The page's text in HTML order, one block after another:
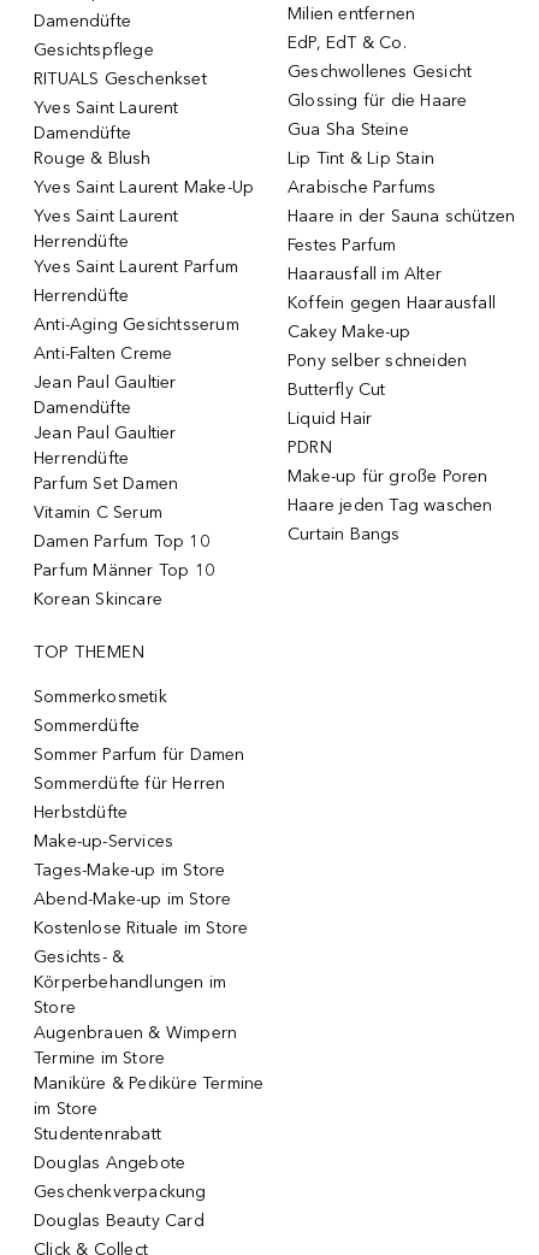
Damendüfte
Gesichtspflege
RITUALS Geschenkset
Yves Saint Laurent
Damendüfte
Rouge & Blush
Yves Saint Laurent Make-Up
Yves Saint Laurent
Herrendüfte
Yves Saint Laurent Parfum
Herrendüfte
Anti-Aging Gesichtsserum
Anti-Falten Creme
Jean Paul Gaultier
Damendüfte
Jean Paul Gaultier
Herrendüfte
Parfum Set Damen
Vitamin C Serum
Damen Parfum Top 10
Parfum Männer Top 10
Korean Skincare
Milien entfernen
EdP, EdT & Co.
Geschwollenes Gesicht
Glossing für die Haare
Gua Sha Steine
Lip Tint & Lip Stain
Arabische Parfums
Haare in der Sauna schützen
Festes Parfum
Haarausfall im Alter
Koffein gegen Haarausfall
Cakey Make-up
Pony selber schneiden
Butterfly Cut
Liquid Hair
PDRN
Make-up für große Poren
Haare jeden Tag waschen
Curtain Bangs
TOP THEMEN
Sommerkosmetik
Sommerdüfte
Sommer Parfum für Damen
Sommerdüfte für Herren
Herbstdüfte
Make-up-Services
Tages-Make-up im Store
Abend-Make-up im Store
Kostenlose Rituale im Store
Gesichts- &
Körperbehandlungen im
Store
Augenbrauen & Wimpern
Termine im Store
Maniküre & Pediküre Termine
im Store
Studentenrabatt
Douglas Angebote
Geschenkverpackung
Douglas Beauty Card
Click & Collect